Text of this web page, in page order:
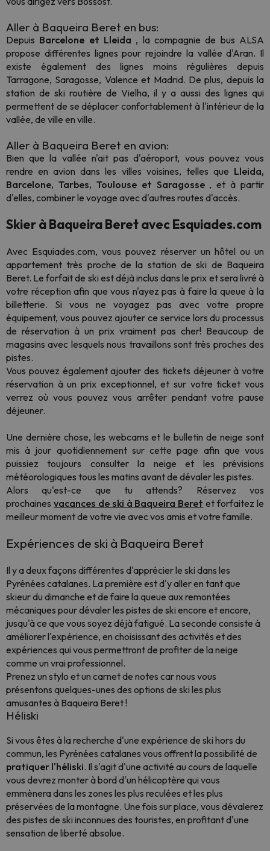
Aller à Baqueira Beret en bus:
Depuis Barcelone et Lleida , la compagnie de bus ALSA
propose différentes lignes pour rejoindre la vallée d'Aran. Il
existe également des lignes moins régulières depuis
Tarragone, Saragosse, Valence et Madrid. De plus, depuis la
station de ski routière de Vielha, il y a aussi des lignes qui
permettent de se déplacer confortablement à l'intérieur de la
vallée, de ville en ville.
Aller à Baqueira Beret en avion:
Bien que la vallée n'ait pas d'aéroport, vous pouvez vous
rendre en avion dans les villes voisines, telles que Lleida,
Barcelone, Tarbes, Toulouse et Saragosse, et à partir
d'elles, combiner le voyage avec d'autres routes d'accès.
Skier à Baqueira Beret avec Esquiades.com
Avec Esquiades.com, vous pouvez réserver un hôtel ou un
appartement très proche de la station de ski de Baqueira
Beret. Le forfait de ski est déjà inclus dans le prix et sera livré à
votre réception afin que vous n'ayez pas à faire la queue à la
billetterie. Si vous ne voyagez pas avec votre propre
équipement, vous pouvez ajouter ce service lors du processus
de réservation à un prix vraiment pas cher! Beaucoup de
magasins avec lesquels nous travaillons sont très proches des
pistes.
Vous pouvez également ajouter des tickets déjeuner à votre
réservation à un prix exceptionnel, et sur votre ticket vous
verrez où vous pouvez vous arrêter pendant votre pause
déjeuner.
Une dernière chose, les webcams et le bulletin de neige sont
mis à jour quotidiennement sur cette page afin que vous
puissiez toujours consulter la neige et les prévisions
météorologiques tous les matins avant de dévaler les pistes.
Alors qu'est-ce que tu attends? Réservez vos
prochaines vacances de ski à Baqueira Beret et forfaitez le
meilleur moment de votre vie avec vos amis et votre famille.
Expériences de ski à Baqueira Beret
Il y a deux façons différentes d'apprécier le ski dans les
Pyrénées catalanes. La première est d'y aller en tant que
skieur du dimanche et de faire la queue aux remontées
mécaniques pour dévaler les pistes de ski encore et encore,
jusqu'à ce que vous soyez déjà fatigué. La seconde consiste à
améliorer l'expérience, en choisissant des activités et des
expériences qui vous permettront de profiter de la neige
comme un vrai professionnel.
Prenez un stylo et un carnet de notes car nous vous
présentons quelques-unes des options de ski les plus
amusantes à Baqueira Beret !
Héliski
Si vous êtes à la recherche d'une expérience de ski hors du
commun, les Pyrénées catalanes vous offrent la possibilité de
pratiquer l'héliski. Il s'agit d'une activité au cours de laquelle
vous devrez monter à bord d'un hélicoptère qui vous
emmènera dans les zones les plus reculées et les plus
préservées de la montagne. Une fois sur place, vous dévalerez
des pistes de ski inconnues des touristes, en profitant d'une
sensation de liberté absolue.